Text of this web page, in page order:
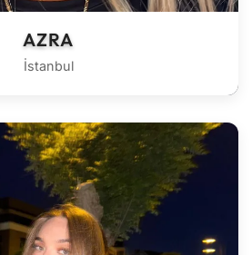
AZRA
İstanbul